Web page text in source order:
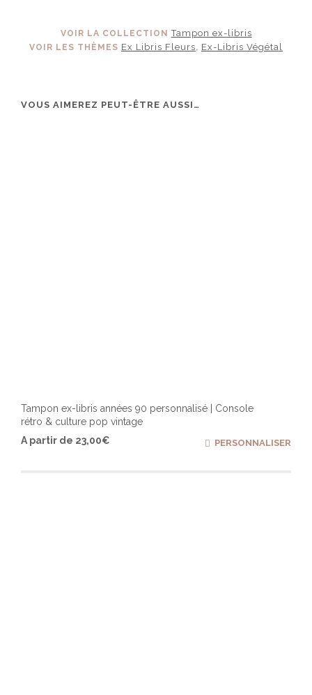
VOIR LA COLLECTIONTampon ex-libris
VOIR LES THÈMES Ex Libris Fleurs, Ex-Libris Végétal
VOUS AIMEREZ PEUT-ÊTRE AUSSI…
Tampon ex-libris années 90 personnalisé | Console
rétro & culture pop vintage
A partir de 23,00€ PERSONNALISER